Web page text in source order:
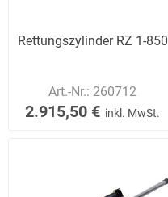
Rettungszylinder RZ 1-850
Art.-Nr.: 260712
2.915,50 € inkl. MwSt.